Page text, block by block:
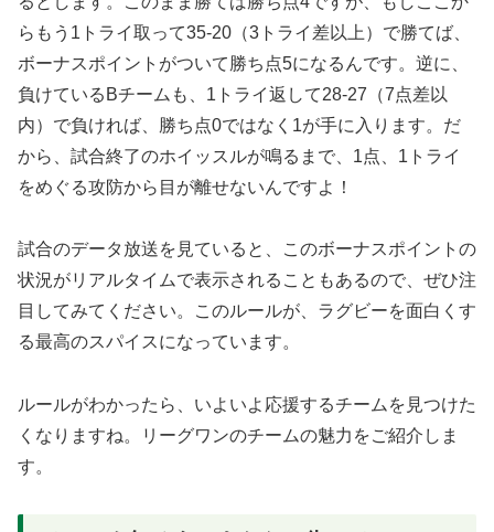
らもう1トライ取って35-20（3トライ差以上）で勝てば、
ボーナスポイントがついて勝ち点5になるんです。逆に、
負けているBチームも、1トライ返して28-27（7点差以
内）で負ければ、勝ち点0ではなく1が手に入ります。だ
から、試合終了のホイッスルが鳴るまで、1点、1トライ
をめぐる攻防から目が離せないんですよ！
試合のデータ放送を見ていると、このボーナスポイントの
状況がリアルタイムで表示されることもあるので、ぜひ注
目してみてください。このルールが、ラグビーを面白くす
る最高のスパイスになっています。
ルールがわかったら、いよいよ応援するチームを見つけた
くなりますね。リーグワンのチームの魅力をご紹介しま
す。